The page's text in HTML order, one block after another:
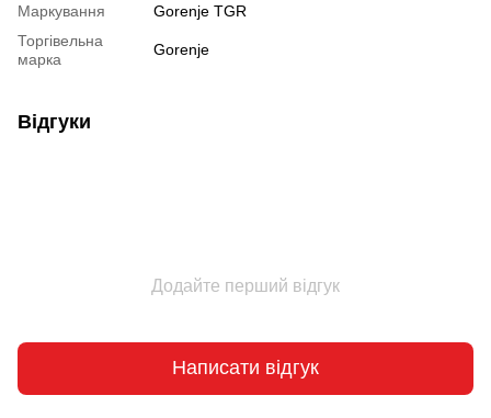
Маркування
Gorenje TGR
Торгівельна
марка
Gorenje
Відгуки
Додайте перший відгук
Написати відгук